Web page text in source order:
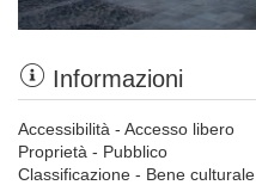
Informazioni
Accessibilità - Accesso libero
Proprietà - Pubblico
Classificazione - Bene culturale